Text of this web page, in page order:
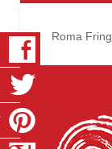
Roma